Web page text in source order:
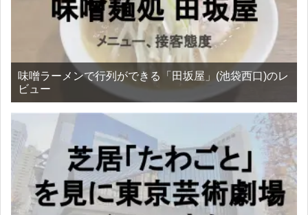
味噌ラーメンで行列ができる「田坂屋」(池袋西口)のレ
ビュー